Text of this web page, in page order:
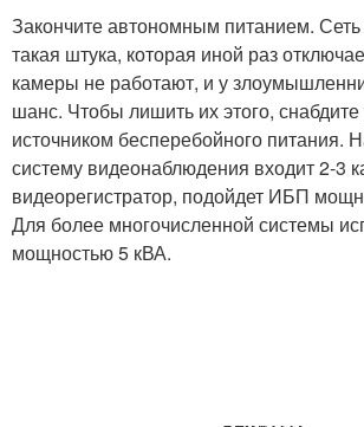
Закончите автономным питанием.
такая штука, которая иной раз
камеры не работают, и у
шанс. Чтобы лишить их этого, снабдите
источником бесперебойного питания.
систему видеонаблюдения входит 2-3
видеорегистратор, подойдет ИБП
Для более многочисленной системы
мощностью 5 кВА.